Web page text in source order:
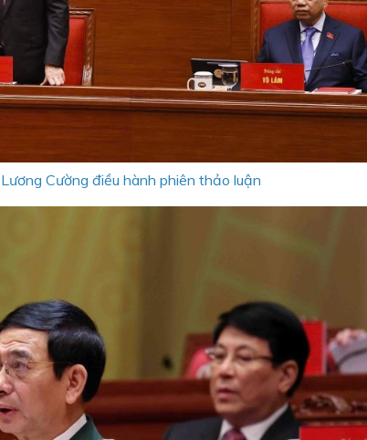
Cường điều hành phiên thảo luận